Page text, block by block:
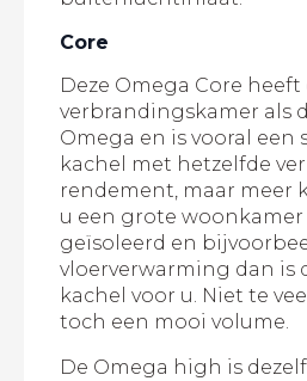
Core
Deze Omega Core heeft
verbrandingskamer als
Omega en is vooral een
kachel met hetzelfde
rendement, maar meer
u een grote woonkamer
geïsoleerd en
vloerverwarming dan is
kachel voor u. Niet te
toch een mooi volume.
De Omega high is